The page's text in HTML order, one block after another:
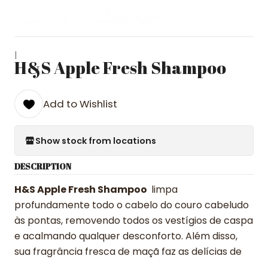
|
H&S Apple Fresh Shampoo
Add to Wishlist
Show stock from locations
DESCRIPTION
H&S Apple Fresh Shampoo limpa
profundamente todo o cabelo do couro cabeludo
às pontas, removendo todos os vestígios de caspa
e acalmando qualquer desconforto. Além disso,
sua fragrância fresca de maçã faz as delícias de